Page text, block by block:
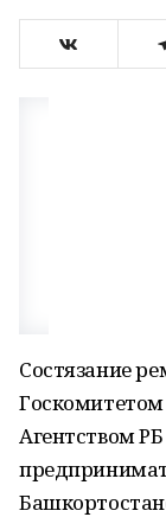
Состязание
Агентством